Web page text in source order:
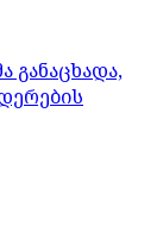
განაცხადა,